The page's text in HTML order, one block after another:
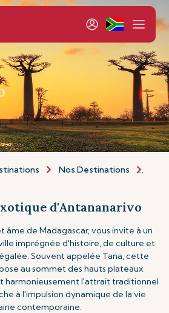
Nos Destinations
d'Antananarivo
de Madagascar, vous invite à un
imprégnée d'histoire, de culture et
Souvent appelée Tana, cette
au sommet des hauts plateaux
harmonieusement l'attrait traditionnel
à l'impulsion dynamique de la vie
contemporaine.